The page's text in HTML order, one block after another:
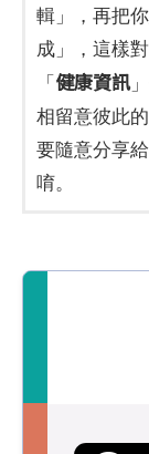
輯」，再把
成」，這樣
「健康資訊
相留意彼此
要隨意分享
唷。